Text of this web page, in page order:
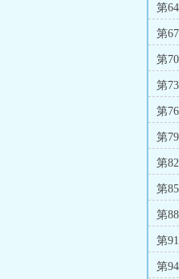
第
第
第
第
第
第
第
第
第
第
第